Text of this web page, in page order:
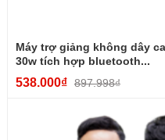
Máy trợ giảng không dây
30w tích hợp bluetooth...
538.000₫ 897.998₫